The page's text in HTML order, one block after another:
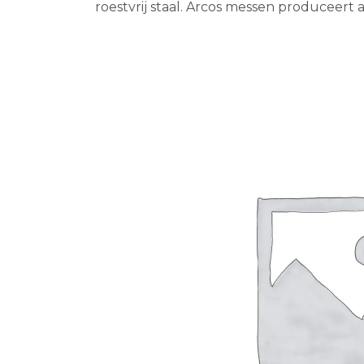
roestvrij staal. Arcos messen produceert